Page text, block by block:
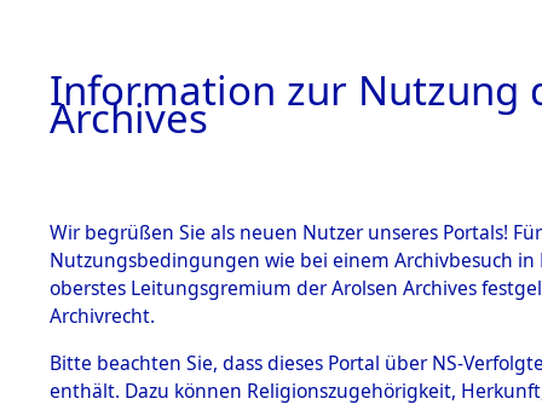
BESTÄNDE
Information zur Nutzung
Archives
Wir begrüßen Sie als neuen Nutzer unseres Portals!
Nutzungsbedingungen wie bei einem Archivbesuch
oberstes Leitungsgremium der Arolsen Archives
Archivrecht.
Bitte beachten Sie, dass dieses Portal über NS-
enthält. Dazu können Religionszugehörigkeit,